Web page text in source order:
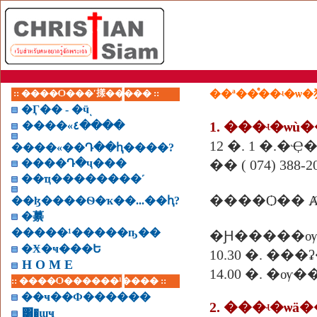
:: ����Ѻ���ʹ㨾����� ::
�Ӷ�� - �ӵͺ
����«٤����
����«��Դ��ԧ����?
����Դ�ҷ���
��ҵ��������˹
��ɮ����Ѳ�ҡ��...��ԧ?
�繤
�����¹�����ҧ��
�Ӿ�ҹ���Ե
H O M E
:: ����Ѻ������¹���� ::
��ҹ��Ф������
͸�ɰҹ
��ª��ͤ��ʵ�ѡ�
1.
12 �. 1
�� ( 074) 388-
����Ѻ��
10.30 �.
14.00 �.
2.